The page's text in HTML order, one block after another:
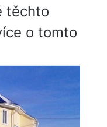
těchto
o tomto